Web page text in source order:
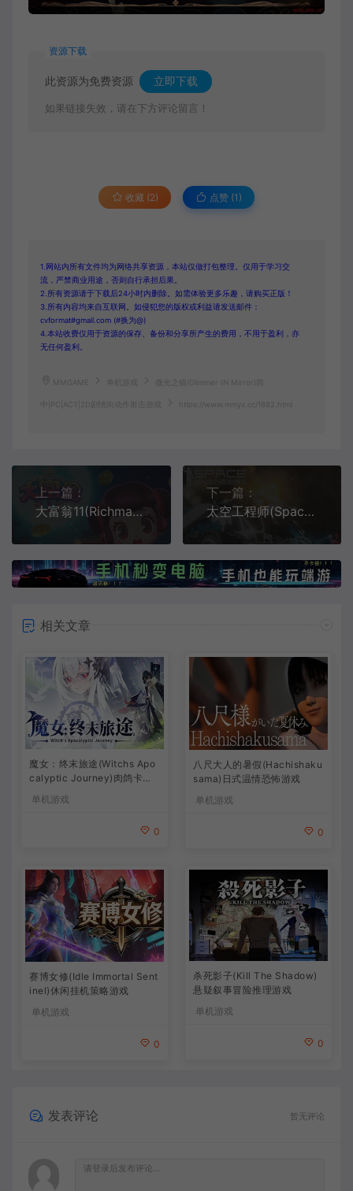
资源下载
此资源为免费资源 立即下载
如果链接失效，请在下方评论留言！
收藏 (2) 点赞 (1 )
1.网站内所有文件均为网络共享资源，本站仅做打包整理。仅用于学习交
流，严禁商业用途，否则自行承担后果。
2.所有资源请于下载后24小时内删除。如需体验更多乐趣，请购买正版！
3.所有内容均来自互联网。如侵犯您的版权或利益请发送邮件：
cvformat#gmail.com (#换为@)
4.本站收费仅用于资源的保存、备份和分享所产生的费用，不用于盈利，亦
无任何盈利。
MMGAME 微光之镜(Glimmer IN Mirror)简
中|PC|ACT|2D剧情向动作射击游戏 https://www.mmyx.cc/1882.html
上一篇：
大富翁11(Richman 11)强手棋益智休闲游戏/下载
下一篇：
太空工程师(Space Engineers)科幻太空沙盒冒险游戏|下载
相关文章
魔女：终末旅途(Witchs Apo
calyptic Journey)肉鸽卡牌
策略游戏
单机游戏
0
八尺大人的暑假(Hachishaku
sama)日式温情恐怖游戏
单机游戏
0
赛博女修(Idle Immortal Sent
inel)休闲挂机策略游戏
单机游戏
0
杀死影子(Kill The Shadow)
悬疑叙事冒险推理游戏
单机游戏
0
发表评论 暂无评论